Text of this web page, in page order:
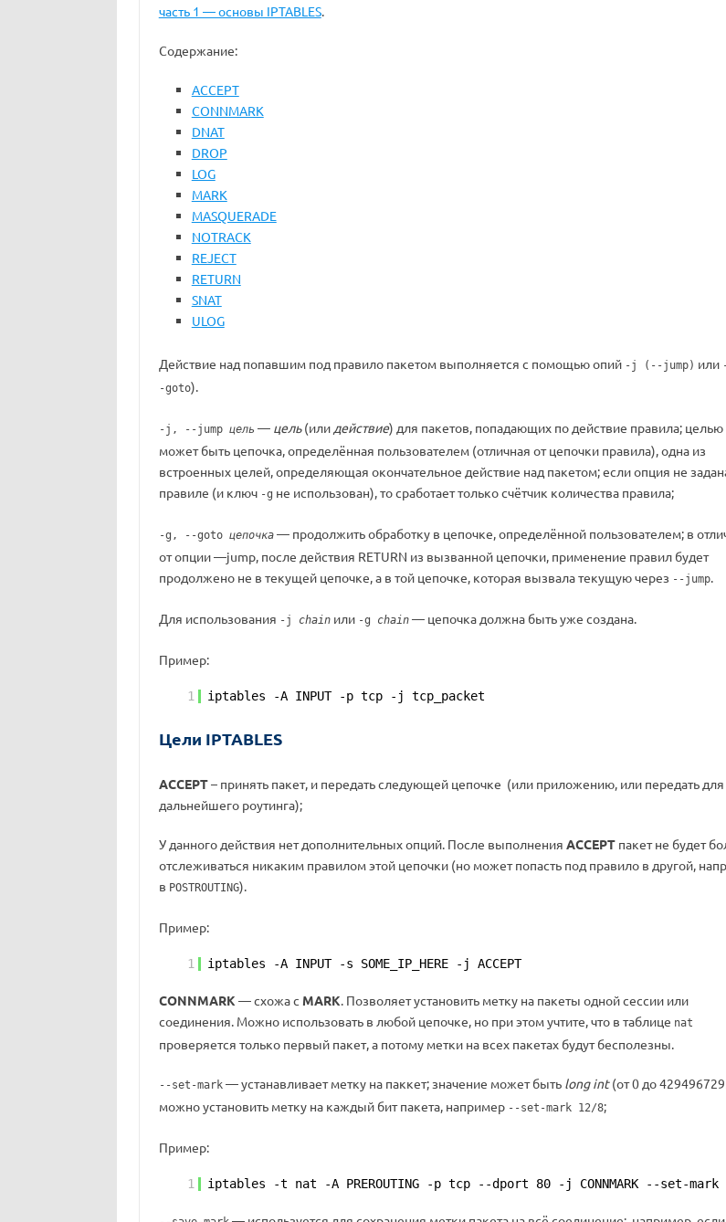
часть 1 — основы IPTABLES.
Содержание:
ACCEPT
CONNMARK
DNAT
DROP
LOG
MARK
MASQUERADE
NOTRACK
REJECT
RETURN
SNAT
ULOG
Действие над попавшим под правило пакетом выполняется с помощью опий -j (--jump) или
-goto).
-j, --jump цель — цель(или действие) для пакетов, попадающих по действие правила; целью
может быть цепочка, определённая пользователем (отличная от цепочки правила), одна из
встроенных целей, определяющая окончательное действие над пакетом; если опция не
правиле (и ключ -g не использован), то сработает только счётчик количества правила;
-g, --goto цепочка— продолжить обработку в цепочке, определённой пользователем; в
от опции —jump, после действия RETURN из вызванной цепочки, применение правил будет
продолжено не в текущей цепочке, а в той цепочке, которая вызвала текущую через --jump.
Для использования -j chainили -g chain— цепочка должна быть уже создана.
Пример:
1 iptables -A INPUT -p tcp -j tcp_packet
Цели IPTABLES
ACCEPT– принять пакет, и передать следующей цепочке (или приложению, или передать для
дальнейшего роутинга);
У данного действия нет дополнительных опций. После выполнения ACCEPTпакет не будет
отслеживаться никаким правилом этой цепочки (но может попасть под правило в другой,
в POSTROUTING).
Пример:
1 iptables -A INPUT -s SOME_IP_HERE -j ACCEPT
CONNMARK — схожа с MARK. Позволяет установить метку на пакеты одной сессии или
соединения. Можно использовать в любой цепочке, но при этом учтите, что в таблице nat
проверяется только первый пакет, а потому метки на всех пакетах будут бесполезны.
--set-mark— устанавливает метку на паккет; значение может быть long int(от 0 до
можно установить метку на каждый бит пакета, например --set-mark 12/8;
Пример:
1 iptables -t nat -A PREROUTING -p tcp --dport 80 -j CONNMARK --set-mark